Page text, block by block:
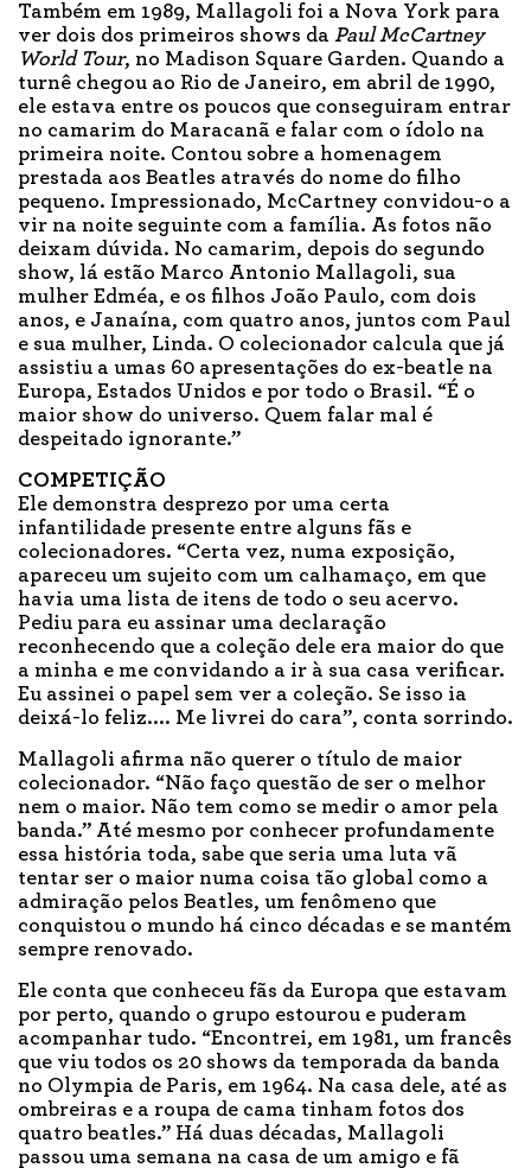
Também em 1989, Mallagoli foi a Nova York para
ver dois dos primeiros shows da Paul McCartney
World Tour, no Madison Square Garden. Quando a
turnê chegou ao Rio de Janeiro, em abril de 1990,
ele estava entre os poucos que conseguiram entrar
no camarim do Maracanã e falar com o ídolo na
primeira noite. Contou sobre a homenagem
prestada aos Beatles através do nome do filho
pequeno. Impressionado, McCartney convidou-o a
vir na noite seguinte com a família. As fotos não
deixam dúvida. No camarim, depois do segundo
show, lá estão Marco Antonio Mallagoli, sua
mulher Edméa, e os filhos João Paulo, com dois
anos, e Janaína, com quatro anos, juntos com Paul
e sua mulher, Linda. O colecionador calcula que já
assistiu a umas 60 apresentações do ex-beatle na
Europa, Estados Unidos e por todo o Brasil. “É o
maior show do universo. Quem falar mal é
despeitado ignorante.”
COMPETIÇÃO
Ele demonstra desprezo por uma certa
infantilidade presente entre alguns fãs e
colecionadores. “Certa vez, numa exposição,
apareceu um sujeito com um calhamaço, em que
havia uma lista de itens de todo o seu acervo.
Pediu para eu assinar uma declaração
reconhecendo que a coleção dele era maior do que
a minha e me convidando a ir à sua casa verificar.
Eu assinei o papel sem ver a coleção. Se isso ia
deixá-lo feliz.... Me livrei do cara”, conta sorrindo.
Mallagoli afirma não querer o título de maior
colecionador. “Não faço questão de ser o melhor
nem o maior. Não tem como se medir o amor pela
banda.” Até mesmo por conhecer profundamente
essa história toda, sabe que seria uma luta vã
tentar ser o maior numa coisa tão global como a
admiração pelos Beatles, um fenômeno que
conquistou o mundo há cinco décadas e se mantém
sempre renovado.
Ele conta que conheceu fãs da Europa que estavam
por perto, quando o grupo estourou e puderam
acompanhar tudo. “Encontrei, em 1981, um francês
que viu todos os 20 shows da temporada da banda
no Olympia de Paris, em 1964. Na casa dele, até as
ombreiras e a roupa de cama tinham fotos dos
quatro beatles.” Há duas décadas, Mallagoli
passou uma semana na casa de um amigo e fã